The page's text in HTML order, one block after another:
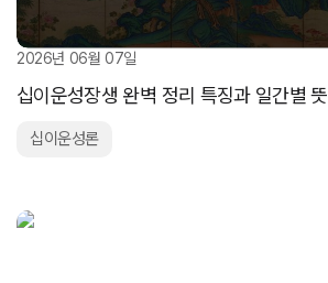
2026년 06월 07일
십이운성장생 완벽 정리 특징과 일간별 뜻
십이운성론